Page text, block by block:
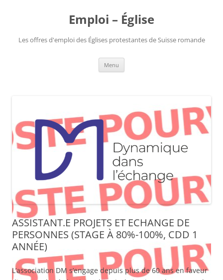
Emploi – Église
Les offres d'emploi des Églises protestantes de Suisse romande
Menu
ASSISTANT.E PROJETS ET ECHANGE DE
PERSONNES (STAGE À 80%-100%, CDD 1
ANNÉE)
L’association DM s’engage depuis plus de 60 ans en faveur